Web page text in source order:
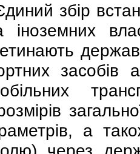
збiр
iноземних
засобiв
а